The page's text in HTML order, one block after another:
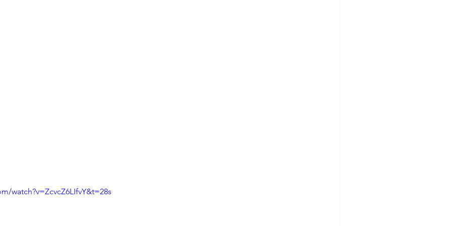
watch?v=ZcvcZ6LIfvY&t=28s